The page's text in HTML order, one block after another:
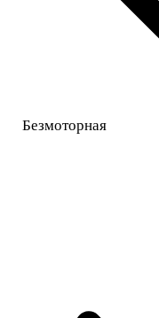
Безмоторная